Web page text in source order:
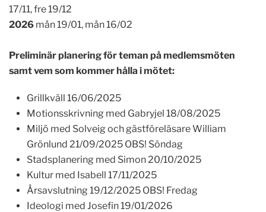
17/11, fre 19/12
2026 mån 19/01, mån 16/02
Preliminär planering för teman på medlemsmöten
samt vem som kommer hålla i mötet:
Grillkväll 16/06/2025
Motionsskrivning med Gabryjel 18/08/2025
Miljö med Solveig och gästföreläsare William
Grönlund 21/09/2025 OBS! Söndag
Stadsplanering med Simon 20/10/2025
Kultur med Isabell 17/11/2025
Årsavslutning 19/12/2025 OBS! Fredag
Ideologi med Josefin 19/01/2026